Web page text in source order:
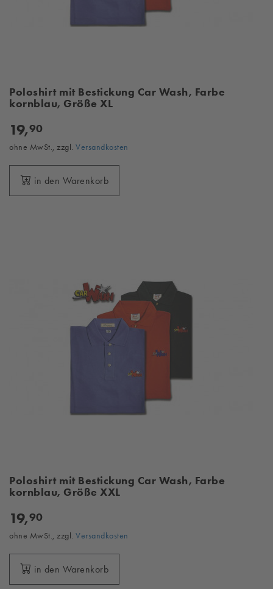
Poloshirt mit Bestickung Car Wash, Farbe
kornblau, Größe XL
19,90
ohne MwSt., zzgl. Versandkosten
in den Warenkorb
Poloshirt mit Bestickung Car Wash, Farbe
kornblau, Größe XXL
19,90
ohne MwSt., zzgl. Versandkosten
in den Warenkorb